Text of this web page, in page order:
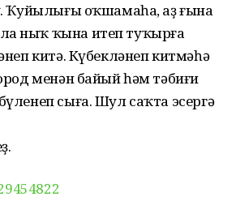
Ҡуйылығы оҡшамаһа, аҙ ғына
ныҡ ҡына итеп туҡырға
китә. Күбекләнеп китмәһә
менән байый һәм тәбиғи
сыға. Шул саҡта эсергә